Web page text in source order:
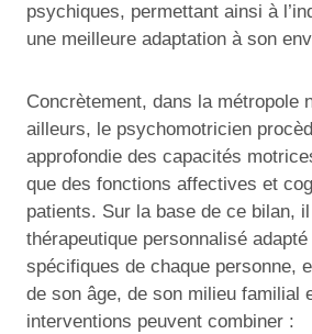
psychiques, permettant ainsi à
une meilleure adaptation à son
Concrètement, dans la métropole
ailleurs, le psychomotricien
approfondie des capacités
que des fonctions affectives et
patients. Sur la base de ce bilan,
thérapeutique personnalisé
spécifiques de chaque personne,
de son âge, de son milieu familial
interventions peuvent combiner :